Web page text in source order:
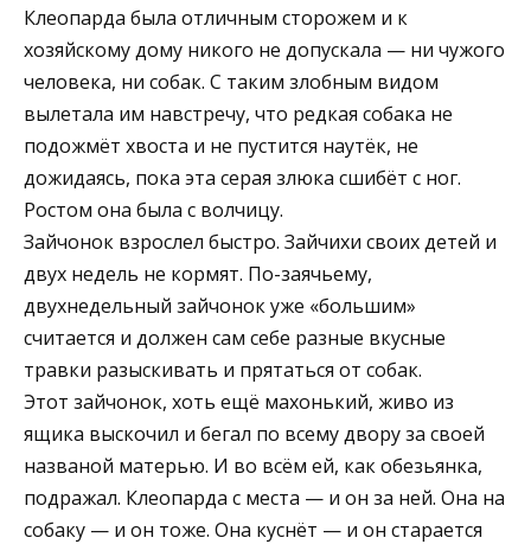
Клеопарда была отличным сторожем и к
хозяйскому дому никого не допускала — ни чужого
человека, ни собак. С таким злобным видом
вылетала им навстречу, что редкая собака не
подожмёт хвоста и не пустится наутёк, не
дожидаясь, пока эта серая злюка сшибёт с ног.
Ростом она была с волчицу.
Зайчонок взрослел быстро. Зайчихи своих детей и
двух недель не кормят. По-заячьему,
двухнедельный зайчонок уже «большим»
считается и должен сам себе разные вкусные
травки разыскивать и прятаться от собак.
Этот зайчонок, хоть ещё махонький, живо из
ящика выскочил и бегал по всему двору за своей
названой матерью. И во всём ей, как обезьянка,
подражал. Клеопарда с места — и он за ней. Она на
собаку — и он тоже. Она куснёт — и он старается